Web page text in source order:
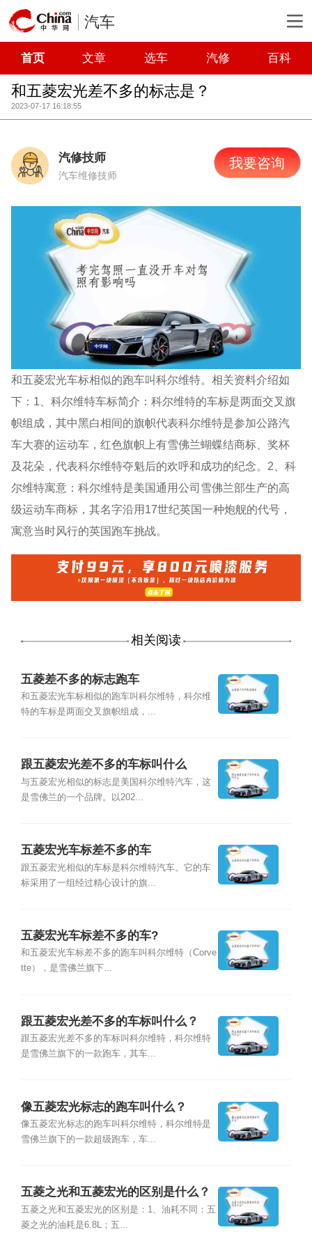
汽车
首页 文章 选车 汽修 百科
和五菱宏光差不多的标志是？
2023-07-17 16:18:55
汽修技师
汽车维修技师
我要咨询
和五菱宏光车标相似的跑车叫科尔维特。相关资料介绍如
下：1、科尔维特车标简介：科尔维特的车标是两面交叉旗
帜组成，其中黑白相间的旗帜代表科尔维特是参加公路汽
车大赛的运动车，红色旗帜上有雪佛兰蝴蝶结商标、奖杯
及花朵，代表科尔维特夺魁后的欢呼和成功的纪念。2、科
尔维特寓意：科尔维特是美国通用公司雪佛兰部生产的高
级运动车商标，其名字沿用17世纪英国一种炮舰的代号，
寓意当时风行的英国跑车挑战。
相关阅读
五菱差不多的标志跑车
和五菱宏光车标相似的跑车叫科尔维特，科尔维
特的车标是两面交叉旗帜组成，...
跟五菱宏光差不多的车标叫什么
与五菱宏光相似的标志是美国科尔维特汽车，这
是雪佛兰的一个品牌。以202...
五菱宏光车标差不多的车
跟五菱宏光相似的车标是科尔维特汽车。它的车
标采用了一组经过精心设计的旗...
五菱宏光车标差不多的车?
和五菱宏光车标差不多的跑车叫科尔维特（Corve
tte），是雪佛兰旗下...
跟五菱宏光差不多的车标叫什么？
跟五菱宏光差不多的车标叫科尔维特，科尔维特
是雪佛兰旗下的一款跑车，其车...
像五菱宏光标志的跑车叫什么？
像五菱宏光标志的跑车叫科尔维特，科尔维特是
雪佛兰旗下的一款超级跑车，车...
五菱之光和五菱宏光的区别是什么？
五菱之光和五菱宏光的区别是：1、油耗不同：五
菱之光的油耗是6.8L；五...